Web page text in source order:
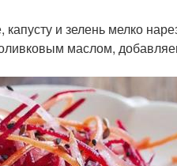
и зелень мелко
маслом,